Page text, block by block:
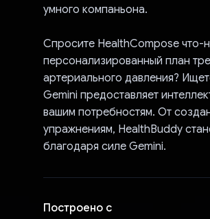
умного компаньона.
Спросите HealthCompose что-
персонализированный план
артериального давления?
Gemini предоставляет
вашим потребностям. От
упражнениям, HealthBuddy
благодаря силе Gemini.
Построено с